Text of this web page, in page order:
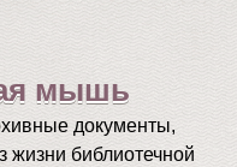
мышь
документы,
жизни библиотечной